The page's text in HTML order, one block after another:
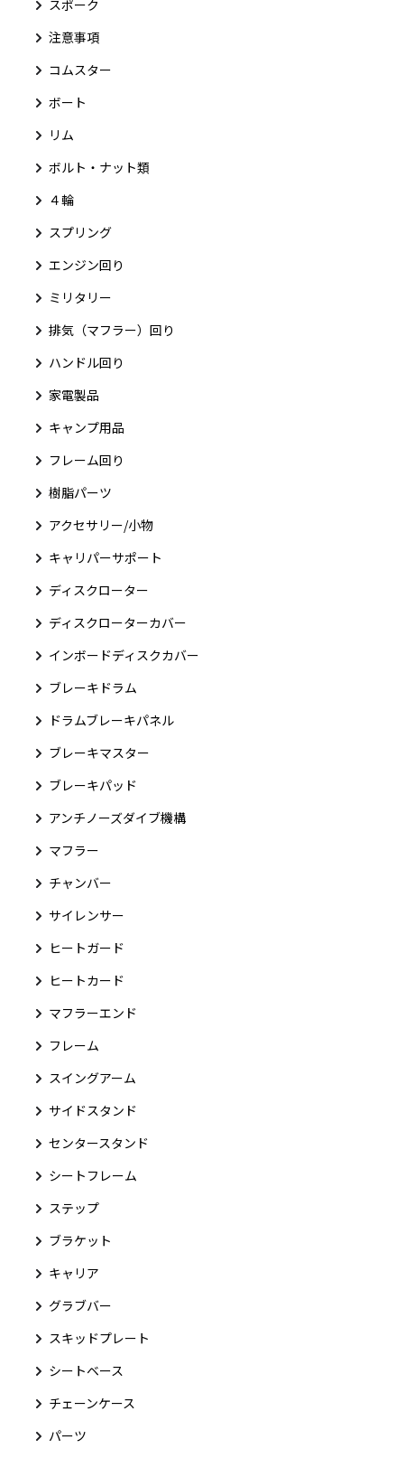
スポーク
注意事項
コムスター
ボート
リム
ボルト・ナット類
４輪
スプリング
エンジン回り
ミリタリー
排気（マフラー）回り
ハンドル回り
家電製品
キャンプ用品
フレーム回り
樹脂パーツ
アクセサリー/小物
キャリパーサポート
ディスクローター
ディスクローターカバー
インボードディスクカバー
ブレーキドラム
ドラムブレーキパネル
ブレーキマスター
ブレーキパッド
アンチノーズダイブ機構
マフラー
チャンバー
サイレンサー
ヒートガード
ヒートカード
マフラーエンド
フレーム
スイングアーム
サイドスタンド
センタースタンド
シートフレーム
ステップ
ブラケット
キャリア
グラブバー
スキッドプレート
シートベース
チェーンケース
パーツ